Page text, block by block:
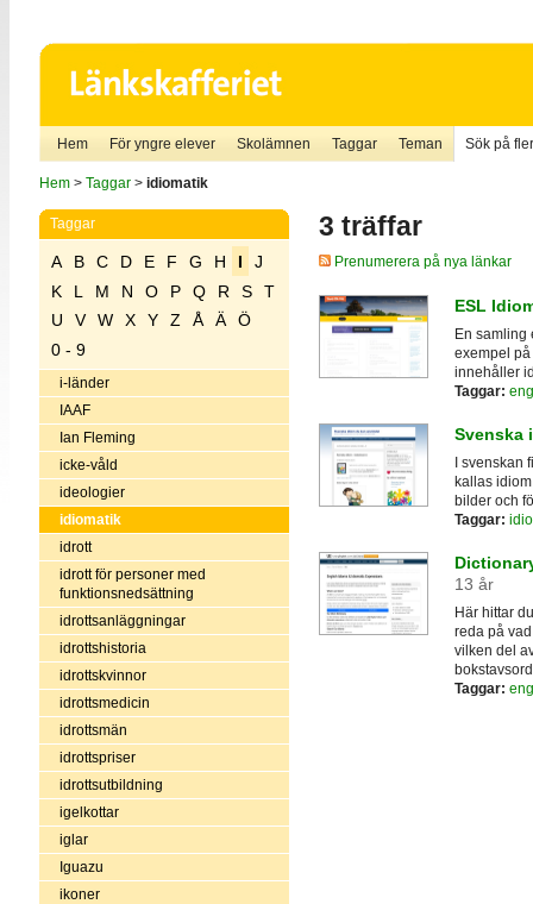
Hem För yngre elever Skolämnen Taggar Teman Sök på
Hem> Taggar> idiomatik
Taggar
A B C D E F G H I
J
K
L M N O P Q R S
T
U
V W X Y Z Å Ä
Ö
0 - 9
i-länder
IAAF
Ian Fleming
icke-våld
ideologier
idiomatik
idrott
idrott för personer med
funktionsnedsättning
idrottsanläggningar
idrottshistoria
idrottskvinnor
idrottsmedicin
idrottsmän
idrottspriser
idrottsutbildning
igelkottar
iglar
Iguazu
ikoner
3 träffar
Prenumerera på nya länkar
ESL
En samling
exempel
innehåller
Taggar:
Svenska
I svenskan
kallas
bilder och
Taggar:
13 år
Här hittar
reda på
vilken del
Taggar: